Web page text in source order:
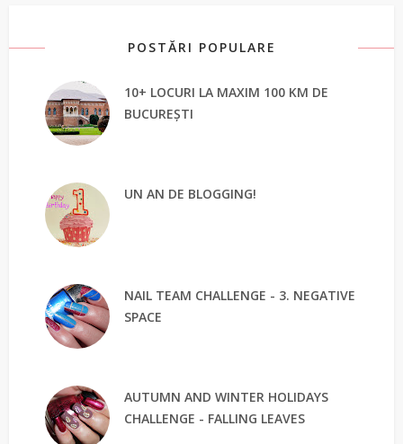
POSTĂRI POPULARE
10+ LOCURI LA MAXIM 100 KM DE
BUCUREȘTI
UN AN DE BLOGGING!
NAIL TEAM CHALLENGE - 3. NEGATIVE
SPACE
AUTUMN AND WINTER HOLIDAYS
CHALLENGE - FALLING LEAVES